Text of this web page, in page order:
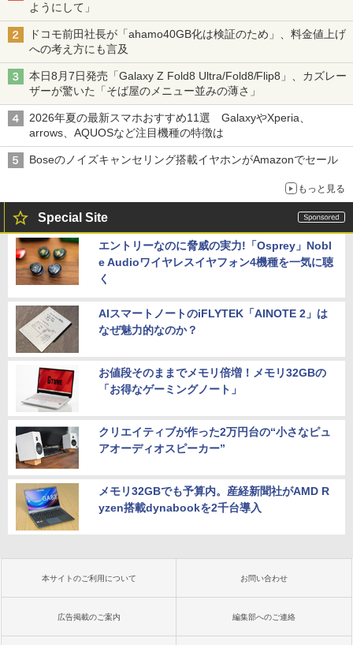
ようにして」
ドコモ前田社長が「ahamo40GB化は検証のため」、料金値上げ
への考え方にも言及
本日8月7日発売「Galaxy Z Fold8 Ultra/Fold8/Flip8」、カズレー
ザーが驚いた「そば屋のメニュー並みの薄さ」
2026年夏の最新スマホおすすめ11選 GalaxyやXperia、
arrows、AQUOSなど注目機種の特徴は
Boseのノイズキャンセリング搭載イヤホンがAmazonでセール
もっと見る
Special Site
エントリーなのに脅威の実力!「Osprey」Nobl
e Audioワイヤレスイヤフォン4機種を一気に聴
く
AIスマートノートのiFLYTEK「AINOTE 2」は
なぜ魅力的なのか？
お値段そのままでメモリ倍増！メモリ32GBの
「お得なゲーミングノート」
クリエイティブが作った2万円台の“小さなピュ
アオーディオスピーカー”
メモリ32GBでも予算内。産経新聞社がAMD R
yzen搭載dynabookを2千台導入
本サイトのご利用について お問い合わせ
広告掲載のご案内 編集部へのご連絡